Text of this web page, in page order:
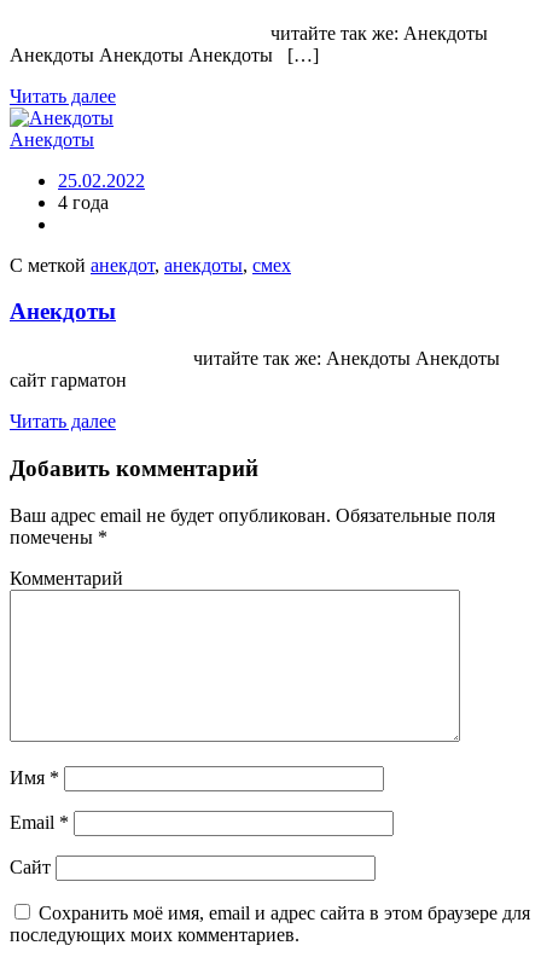
читайте так же: Анекдоты
Анекдоты Анекдоты Анекдоты […]
Читать далее
Анекдоты
25.02.2022
4 года
С меткой анекдот, анекдоты, смех
Анекдоты
читайте так же: Анекдоты Анекдоты
сайт гарматон
Читать далее
Добавить комментарий
Ваш адрес email не будет опубликован. Обязательные поля
помечены *
Комментарий
Имя *
Email *
Сайт
Сохранить моё имя, email и адрес сайта в этом браузере для
последующих моих комментариев.